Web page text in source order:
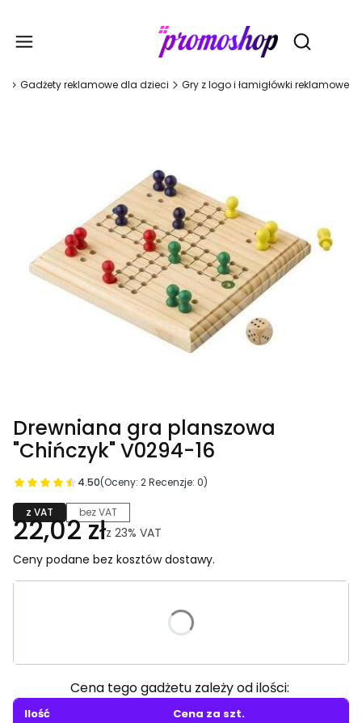
Otwórz
Gadżety reklamowe dla dzieci Gry z logo i łamigłówki reklamowe
Drewniana gra planszowa
"Chińczyk" V0294-16
4.50(Oceny: 2 Recenzje: 0)
z VAT bez VAT
22,02 złz 23% VAT
Ceny podane bez kosztów dostawy.
Poszczególne warianty mogą różnić się ceną
Cena tego gadżetu zależy od ilości:
Ilość
Cena za szt.